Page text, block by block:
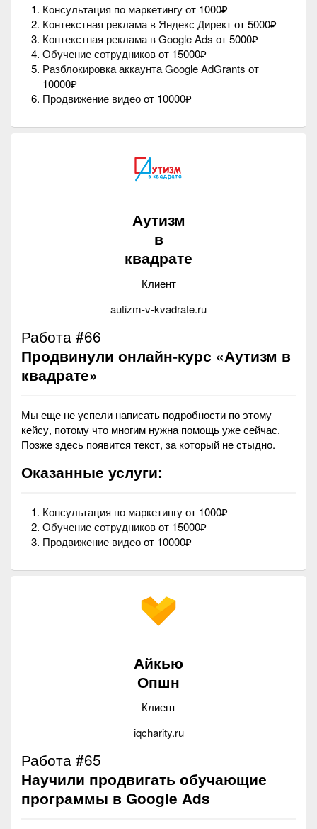
Консультация по маркетингуот 1000₽
Контекстная реклама в Яндекс Директот 5000₽
Контекстная реклама в Google Ads от 5000₽
Обучение сотрудниковот 15000₽
Разблокировка аккаунта Google AdGrants от
10000₽
Продвижение видеоот 10000₽
Аутизм
в
квадрате
Клиент
autizm-v-kvadrate.ru
Работа #66
Продвинули онлайн-курс «Аутизм в
квадрате»
Мы еще не успели написать подробности по этому
кейсу, потому что многим нужна помощь уже сейчас.
Позже здесь появится текст, за который не стыдно.
Оказанные услуги:
Консультация по маркетингуот 1000₽
Обучение сотрудниковот 15000₽
Продвижение видеоот 10000₽
Айкью
Опшн
Клиент
iqcharity.ru
Работа #65
Научили продвигать обучающие
программы в Google Ads